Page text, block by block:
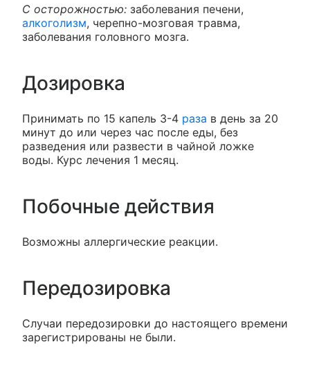
С осторожностью: заболевания печени,
алкоголизм, черепно-мозговая травма,
заболевания головного мозга.
Дозировка
Принимать по 15 капель 3-4 раза в день за 20
минут до или через час после еды, без
разведения или развести в чайной ложке
воды. Курс лечения 1 месяц.
Побочные действия
Возможны аллергические реакции.
Передозировка
Случаи передозировки до настоящего времени
зарегистрированы не были.